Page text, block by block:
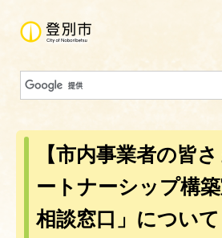
【市内事業者の皆
ートナーシップ構
相談窓口」につい